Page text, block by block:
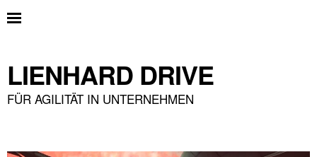
LIENHARD DRIVE
FÜR AGILITÄT IN UNTERNEHMEN